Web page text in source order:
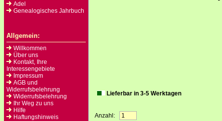
Adel
Genealogisches Jahrbuch
Allgemein:
Willkommen
Über uns
Kontakt, Ihre
Interessengebiete
Impressum
AGB und
Widerrufsbelehrung
Widerrufsbelehrung
Ihr Weg zu uns
Hilfe
Haftungshinweis
Lieferbar in 3-5 Werktagen
Anzahl: